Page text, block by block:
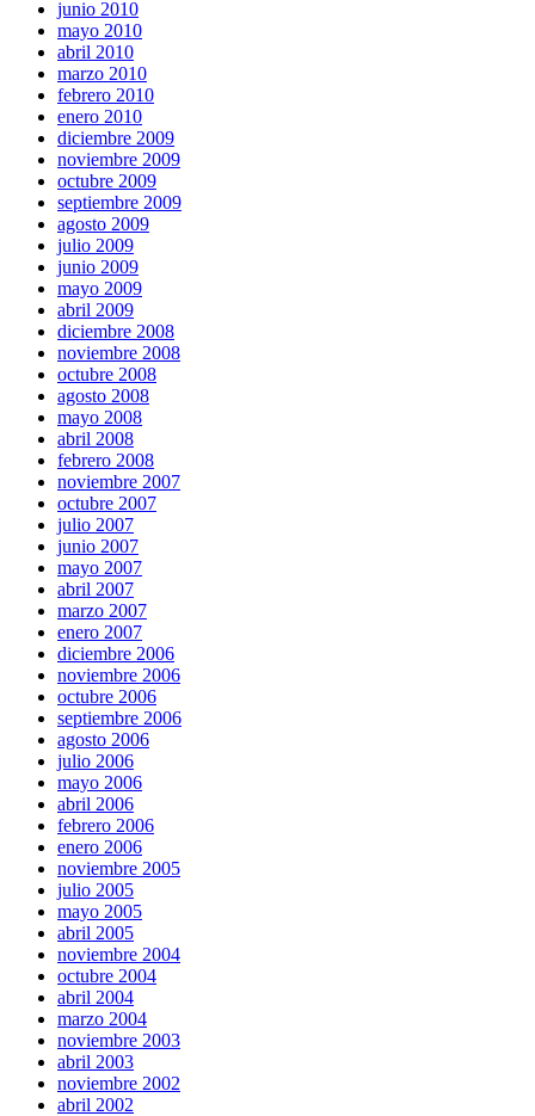
junio 2010
mayo 2010
abril 2010
marzo 2010
febrero 2010
enero 2010
diciembre 2009
noviembre 2009
octubre 2009
septiembre 2009
agosto 2009
julio 2009
junio 2009
mayo 2009
abril 2009
diciembre 2008
noviembre 2008
octubre 2008
agosto 2008
mayo 2008
abril 2008
febrero 2008
noviembre 2007
octubre 2007
julio 2007
junio 2007
mayo 2007
abril 2007
marzo 2007
enero 2007
diciembre 2006
noviembre 2006
octubre 2006
septiembre 2006
agosto 2006
julio 2006
mayo 2006
abril 2006
febrero 2006
enero 2006
noviembre 2005
julio 2005
mayo 2005
abril 2005
noviembre 2004
octubre 2004
abril 2004
marzo 2004
noviembre 2003
abril 2003
noviembre 2002
abril 2002